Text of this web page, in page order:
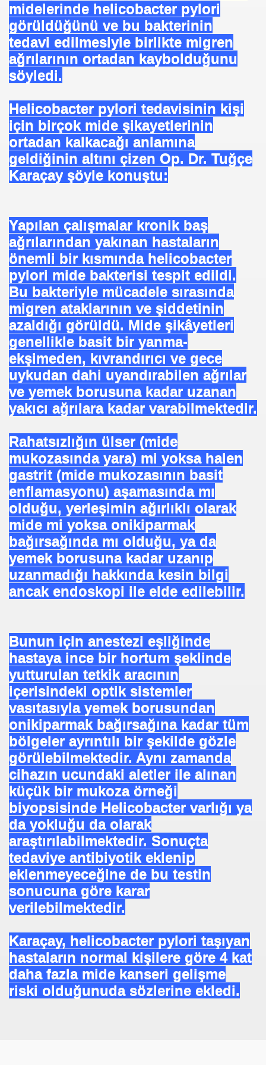
midelerinde helicobacter pylori
görüldüğünü ve bu bakterinin
tedavi edilmesiyle birlikte migren
ağrılarının ortadan kaybolduğunu
söyledi.
Helicobacter pylori tedavisinin kişi
için birçok mide şikayetlerinin
ortadan kalkacağı anlamına
geldiğinin altını çizen Op. Dr. Tuğçe
Karaçay şöyle konuştu:
Yapılan çalışmalar kronik baş
ağrılarından yakınan hastaların
önemli bir kısmında helicobacter
pylori mide bakterisi tespit edildi.
Bu bakteriyle mücadele sırasında
migren ataklarının ve şiddetinin
azaldığı görüldü. Mide şikâyetleri
genellikle basit bir yanma-
ekşimeden, kıvrandırıcı ve gece
uykudan dahi uyandırabilen ağrılar
ve yemek borusuna kadar uzanan
yakıcı ağrılara kadar varabilmektedir.
Rahatsızlığın ülser (mide
mukozasında yara) mi yoksa halen
gastrit (mide mukozasının basit
enflamasyonu) aşamasında mı
olduğu, yerleşimin ağırlıklı olarak
mide mi yoksa onikiparmak
bağırsağında mı olduğu, ya da
yemek borusuna kadar uzanıp
uzanmadığı hakkında kesin bilgi
ancak endoskopi ile elde edilebilir.
Bunun için anestezi eşliğinde
hastaya ince bir hortum şeklinde
yutturulan tetkik aracının
içerisindeki optik sistemler
vasıtasıyla yemek borusundan
onikiparmak bağırsağına kadar tüm
bölgeler ayrıntılı bir şekilde gözle
görülebilmektedir. Aynı zamanda
cihazın ucundaki aletler ile alınan
küçük bir mukoza örneği
biyopsisinde Helicobacter varlığı ya
da yokluğu da olarak
araştırılabilmektedir. Sonuçta
tedaviye antibiyotik eklenip
eklenmeyeceğine de bu testin
sonucuna göre karar
verilebilmektedir.
Karaçay, helicobacter pylori taşıyan
hastaların normal kişilere göre 4 kat
daha fazla mide kanseri gelişme
riski olduğunuda sözlerine ekledi.
NJ.Canlı Yayın
İBNİ RÜŞD